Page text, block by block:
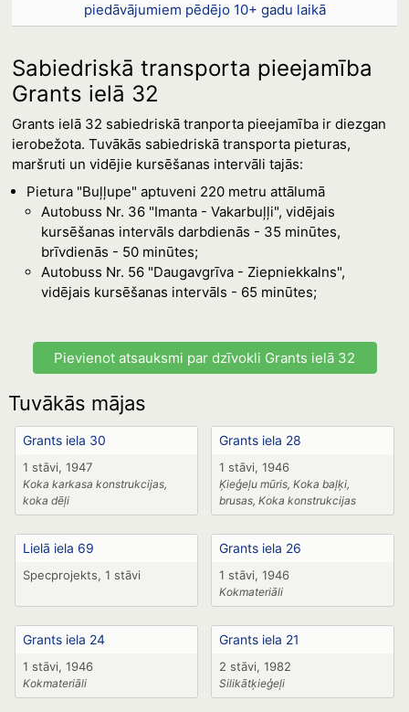
piedāvājumiem pēdējo 10+ gadu laikā
Sabiedriskā transporta pieejamība
Grants ielā 32
Grants ielā 32 sabiedriskā tranporta pieejamība ir diezgan
ierobežota. Tuvākās sabiedriskā transporta pieturas,
maršruti un vidējie kursēšanas intervāli tajās:
Pietura "Buļļupe" aptuveni 220 metru attālumā
Autobuss Nr. 36 "Imanta - Vakarbuļļi", vidējais
kursēšanas intervāls darbdienās - 35 minūtes,
brīvdienās - 50 minūtes;
Autobuss Nr. 56 "Daugavgrīva - Ziepniekkalns",
vidējais kursēšanas intervāls - 65 minūtes;
Pievienot atsauksmi par dzīvokli Grants ielā 32
Tuvākās mājas
Grants iela 30
1 stāvi, 1947
Koka karkasa konstrukcijas,
koka dēļi
Grants iela 28
1 stāvi, 1946
Ķieģeļu mūris, Koka baļķi,
brusas, Koka konstrukcijas
Lielā iela 69
Specprojekts, 1 stāvi
Grants iela 26
1 stāvi, 1946
Kokmateriāli
Grants iela 24
1 stāvi, 1946
Kokmateriāli
Grants iela 21
2 stāvi, 1982
Silikātķieģeļi